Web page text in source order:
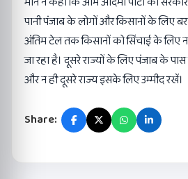
पानी पंजाब के लोगों और किसानों के लिए
अंतिम टेल तक किसानों को सिंचाई के लिए
जा रहा है। दूसरे राज्यों के लिए पंजाब के पास
और न ही दूसरे राज्य इसके लिए उम्मीद रखें।
Share: